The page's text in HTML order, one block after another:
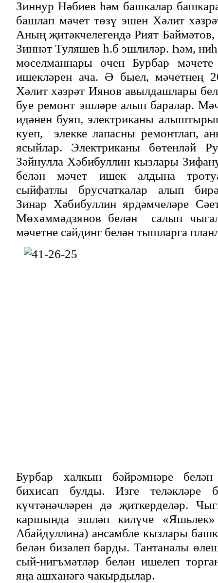
Зиннур Нәбиев һәм башкалар
башлап мәчет төзү эшен Хәлит
Аның җитәкчелегендә Рият
Зиннәт Туляшев һ.б эшлиләр. Һәм,
мөселманнары өчен Бурбар мәчете
ишекләрен ача. Ә быел, мәчетнең
Хәлит хәзрәт Иянов авылдашлары
буе ремонт эшләре алып баралар.
идәнен буяп, электриканы
куеп, элекке лапасны ремонтлап,
ясыйлар. Электриканы бөтенләй
Зәйнулла Хәбибуллин кызлары
белән мәчет ишек алдына
сыйфатлы брусчаткалар алып
Зинар Хәбибуллин ярдәмчеләре
Мөхәммәдзянов белән салып
мәчетне сайдинг белән тышларга
Бурбар халкын бәйрәмнәре
бихисап булды. Изге теләкләре
күчтәнәчләрен дә җиткерделәр.
каршында эшләп килүче «Яшьлек»
Абайдуллина) ансамбле кызлары
белән бизәлеп барды. Тантаналы
сый-нигъмәтләр белән ишелеп
яңа ашханәгә чакырдылар.